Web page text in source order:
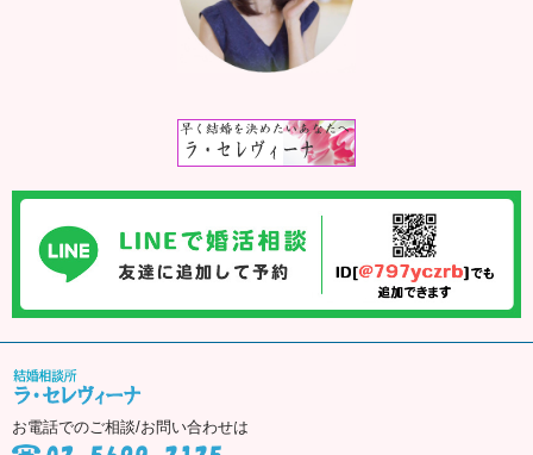
お電話でのご相談/お問い合わせは